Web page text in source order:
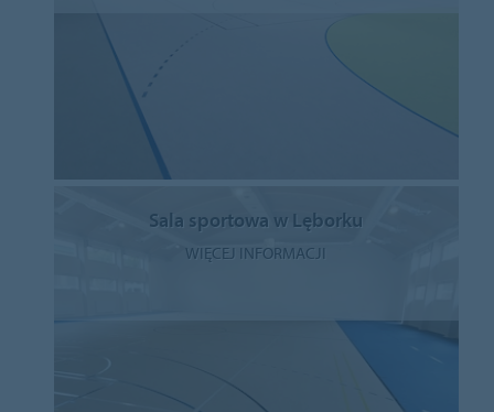
Sala sportowa w Lęborku
WIĘCEJ INFORMACJI